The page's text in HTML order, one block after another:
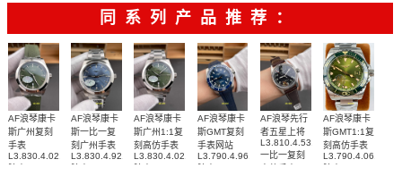
牌/原单
同系列产品推荐：
AF浪琴康卡
斯广州复刻
手表
L3.830.4.02.9
AF浪琴康卡
斯一比一复
刻广州手表
L3.830.4.92.6
AF浪琴康卡
斯广州1:1复
刻高仿手表
L3.830.4.02.6
AF浪琴康卡
斯GMT复刻
手表网站
L3.790.4.96.9
AF浪琴先行
者五星上将
L3.810.4.53.0
一比一复刻
AF浪琴康卡
斯GMT1:1复
刻高仿手表
L3.790.4.06.6